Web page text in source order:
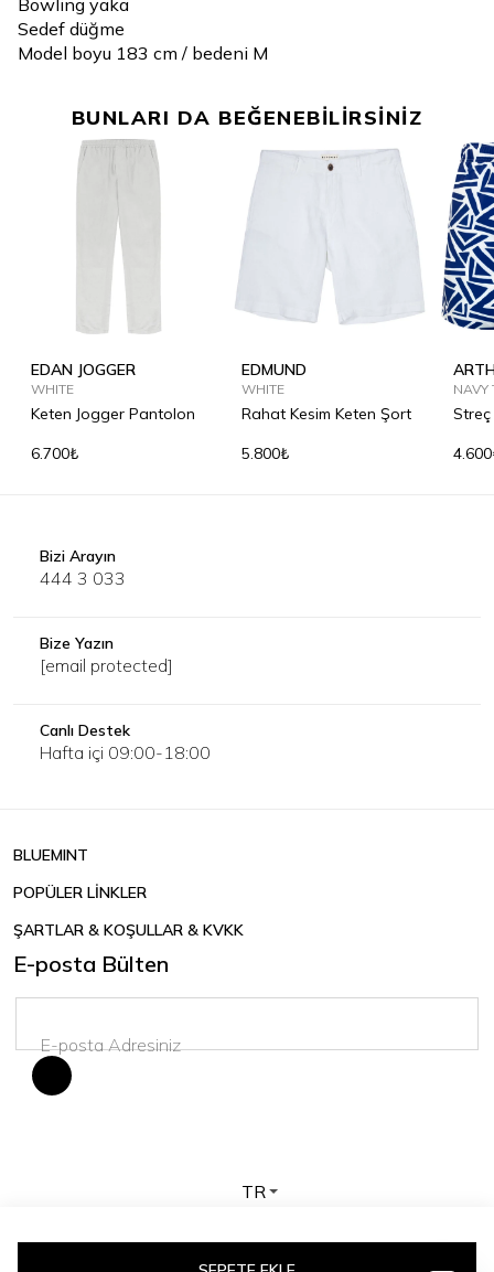
Bowling yaka
Sedef düğme
Model boyu 183 cm / bedeni M
BUNLARI DA BEĞENEBİLİRSİNİZ
EDAN JOGGER
WHITE
Keten Jogger Pantolon
6.700₺
EDMUND
WHITE
Rahat Kesim Keten Şort
5.800₺
NAVY
Bizi Arayın
444 3 033
Bize Yazın
[email protected]
Canlı Destek
Hafta içi 09:00-18:00
BLUEMINT
POPÜLER LİNKLER
ŞARTLAR & KOŞULLAR & KVKK
E-posta Bülten
TR